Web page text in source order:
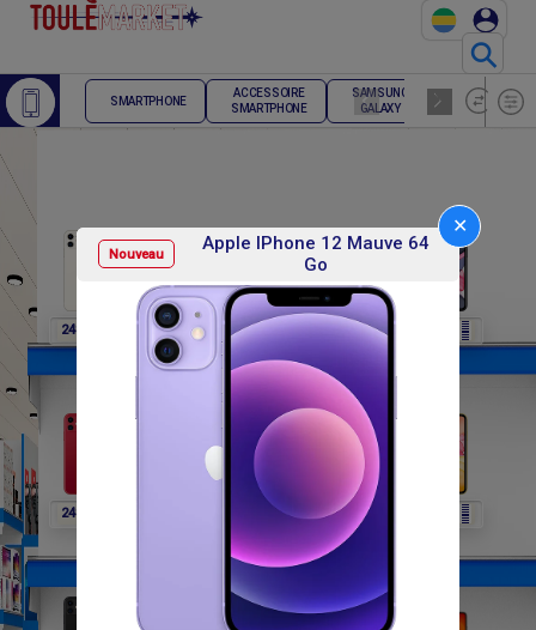
⚲
Nouveau
Apple IPhone 12 Mauve 64
Go
✕
SMARTPHONE
ACCESSOIRE
SMARTPHONE
SAMSUNG
GALAXY
TELEPHONE
FIXE
248 400 248 400 248 400 248 400F
248 400 270 000F 270 000 F